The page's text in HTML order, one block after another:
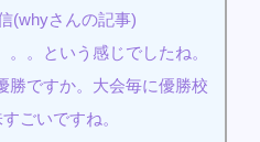
(whyさんの記事)
。という感じでしたね。
勝ですか。大会毎に優勝校
ごいですね。